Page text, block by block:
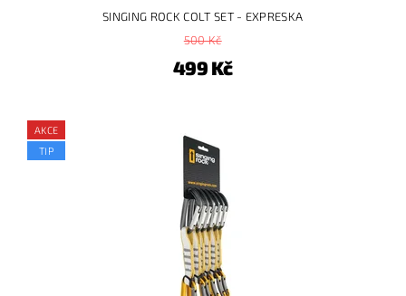
SINGING ROCK COLT SET - EXPRESKA
500 Kč
499 Kč
AKCE
TIP